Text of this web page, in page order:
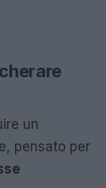
un
pensato per